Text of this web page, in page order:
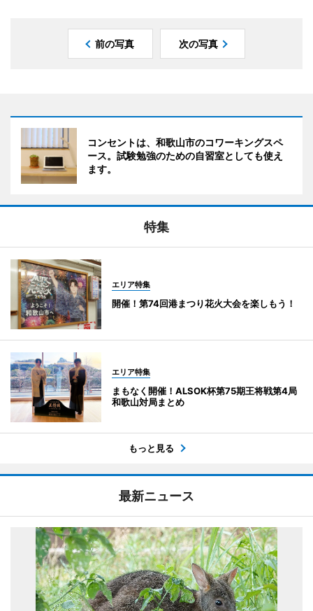
前の写真 次の写真
コンセントは、和歌山市のコワーキングスペ
ース。試験勉強のための自習室としても使え
ます。
特集
エリア特集
開催！第74回港まつり花火大会を楽しもう！
エリア特集
まもなく開催！ALSOK杯第75期王将戦第4局
和歌山対局まとめ
もっと見る
最新ニュース